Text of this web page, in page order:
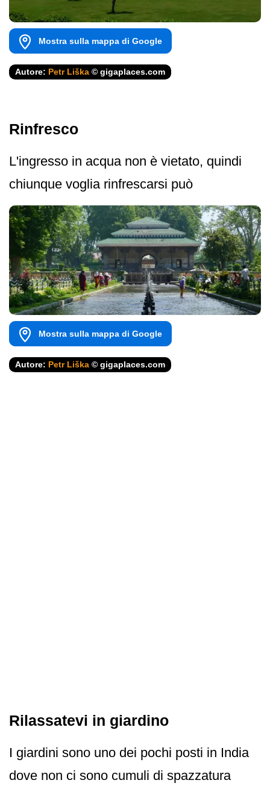
Mostra sulla mappa di Google
Autore: Petr Liška © gigaplaces.com
Rinfresco
L'ingresso in acqua non è vietato, quindi
chiunque voglia rinfrescarsi può
Mostra sulla mappa di Google
Autore: Petr Liška © gigaplaces.com
Rilassatevi in giardino
I giardini sono uno dei pochi posti in India
dove non ci sono cumuli di spazzatura